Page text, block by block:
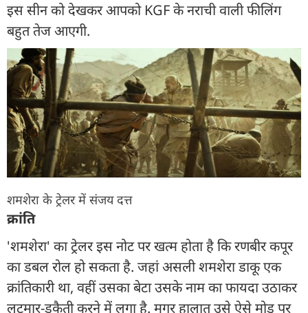
इस सीन को देखकर आपको KGF के नराची वाली फीलिंग
बहुत तेज आएगी.
शमशेरा के ट्रेलर में संजय दत्त
क्रांति
'शमशेरा' का ट्रेलर इस नोट पर खत्म होता है कि रणबीर कपूर
का डबल रोल हो सकता है. जहां असली शमशेरा डाकू एक
क्रांतिकारी था, वहीं उसका बेटा उसके नाम का फायदा उठाकर
लूटमार-डकैती करने में लगा है. मगर हालात उसे ऐसे मोड़ पर